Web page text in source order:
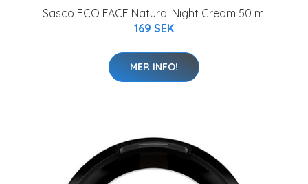
Sasco ECO FACE Natural Night Cream 50 ml
169 SEK
MER INFO!